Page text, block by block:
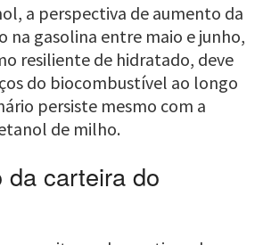
a perspectiva de aumento da
na gasolina entre maio e junho,
resiliente de hidratado, deve
do biocombustível ao longo
persiste mesmo com a
de milho.
da carteira do